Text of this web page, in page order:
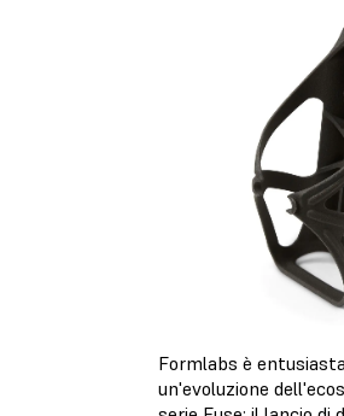
Formlabs è
un'evoluzione